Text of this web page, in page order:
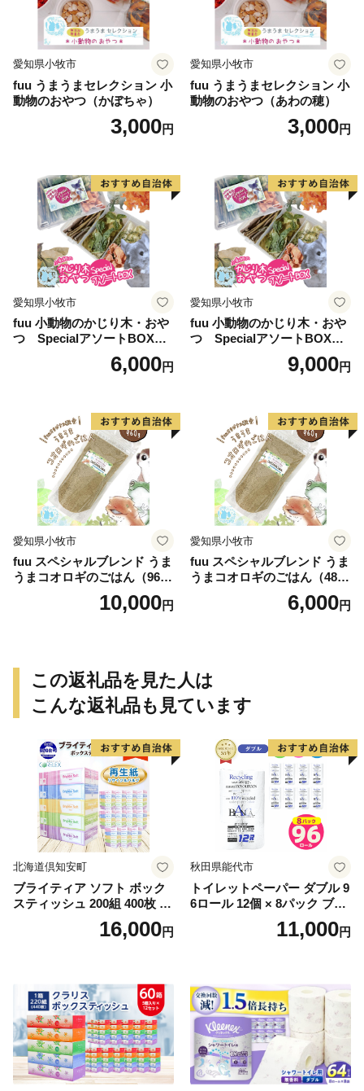
愛知県小牧市
fuu うまうまセレクション 小
動物のおやつ（かぼちゃ）
3,000円
愛知県小牧市
fuu うまうまセレクション 小
動物のおやつ（あわの穂）
3,000円
愛知県小牧市
fuu 小動物のかじり木・おや
つ SpecialアソートBOX（1
6,000円
愛知県小牧市
fuu 小動物のかじり木・おや
つ SpecialアソートBOX（2
9,000円
愛知県小牧市
fuu スペシャルブレンド うま
うまコオロギのごはん（960
10,000円
愛知県小牧市
fuu スペシャルブレンド うま
うまコオロギのごはん（480
6,000円
この返礼品を見た人は
こんな返礼品も見ています
北海道倶知安町
ブライティア ソフト ボック
スティッシュ 200組 400枚 60
箱 日本製 まとめ買い ティッ
シュ リサイクル 長持 防災 常
倶知安町 日用品
16,000円
秋田県能代市
トイレットペーパー ダブル 9
6ロール 12個 × 8パック ブラ
ンカ 再生紙 100％ 芯あり 日
用品 消耗品 無香料 生活用品
11,000円